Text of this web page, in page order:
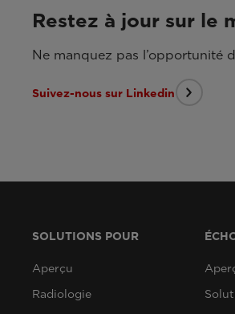
Restez à jour sur le
Ne manquez pas l’opportunité
Suivez-nous sur Linkedin
SOLUTIONS POUR
Aperçu
Radiologie